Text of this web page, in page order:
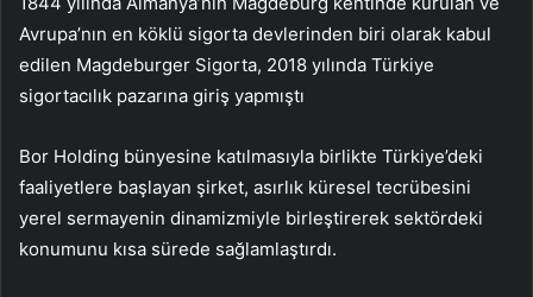
Avrupa’nın en köklü sigorta devlerinden biri olarak kabul
edilen Magdeburger Sigorta, 2018 yılında Türkiye
sigortacılık pazarına giriş yapmıştı
Bor Holding bünyesine katılmasıyla birlikte Türkiye’deki
faaliyetlere başlayan şirket, asırlık küresel tecrübesini
yerel sermayenin dinamizmiyle birleştirerek sektördeki
konumunu kısa sürede sağlamlaştırdı.